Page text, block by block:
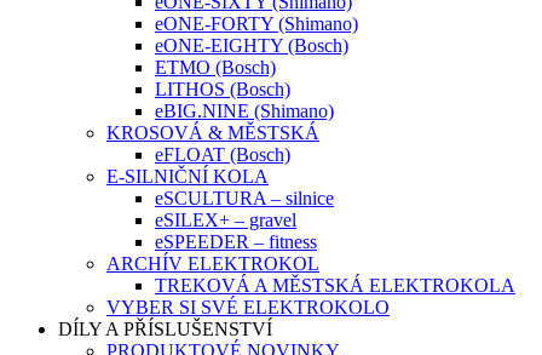
eONE-FORTY (Shimano)
eONE-EIGHTY (Bosch)
ETMO (Bosch)
LITHOS (Bosch)
eBIG.NINE (Shimano)
KROSOVÁ & MĚSTSKÁ
eFLOAT (Bosch)
E-SILNIČNÍ KOLA
eSCULTURA – silnice
eSILEX+ – gravel
eSPEEDER – fitness
ARCHÍV ELEKTROKOL
TREKOVÁ A MĚSTSKÁ ELEKTROKOLA
VYBER SI SVÉ ELEKTROKOLO
DÍLY A PŘÍSLUŠENSTVÍ
PRODUKTOVÉ NOVINKY